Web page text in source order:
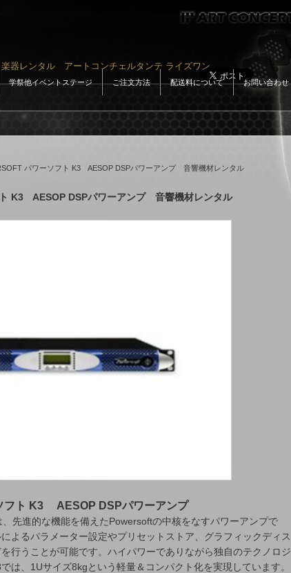
レンタル アートコンチェルタンテ ライズワン
Google+
学祭他イベントステージ ご注文方法 配送料について お問い合わせ
パワーソフト K3 AESOP DSPパワーアンプ 音響機材レンタル
K3 AESOP DSPパワーアンプ 音響機材レンタル
フト K3 AESOP DSPパワーアンプ
先進的な機能を備えたPowersoftの中核をなすパワーアンプで
よるパラメーター設定やプリセットストア、グラフィックディス
行うことが可能です。ハイパワーでありながら独自のテクノロジ
は、1Uサイズ8kgという軽量＆コンパクト化を実現しています。